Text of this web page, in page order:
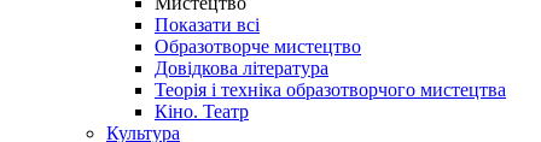
Показати всі
Образотворче мистецтво
Довідкова література
Теорія і техніка образотворчого мистецтва
Кіно. Театр
Культура